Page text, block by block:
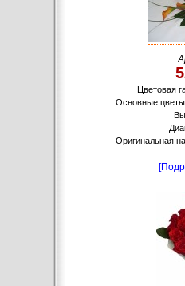
Цветовая
Основные
Оригинальная